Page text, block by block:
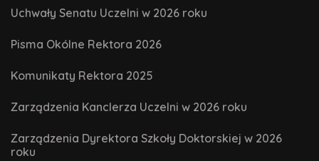
Uchwały Senatu Uczelni w 2026 roku
Pisma Okólne Rektora 2026
Komunikaty Rektora 2025
Zarządzenia Kanclerza Uczelni w 2026 roku
Zarządzenia Dyrektora Szkoły Doktorskiej w 2026
roku